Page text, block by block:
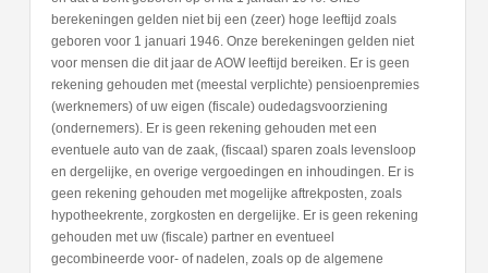
berekeningen gelden niet bij een (zeer) hoge leeftijd zoals
geboren voor 1 januari 1946. Onze berekeningen gelden niet
voor mensen die dit jaar de AOW leeftijd bereiken. Er is geen
rekening gehouden met (meestal verplichte) pensioenpremies
(werknemers) of uw eigen (fiscale) oudedagsvoorziening
(ondernemers). Er is geen rekening gehouden met een
eventuele auto van de zaak, (fiscaal) sparen zoals levensloop
en dergelijke, en overige vergoedingen en inhoudingen. Er is
geen rekening gehouden met mogelijke aftrekposten, zoals
hypotheekrente, zorgkosten en dergelijke. Er is geen rekening
gehouden met uw (fiscale) partner en eventueel
gecombineerde voor- of nadelen, zoals op de algemene